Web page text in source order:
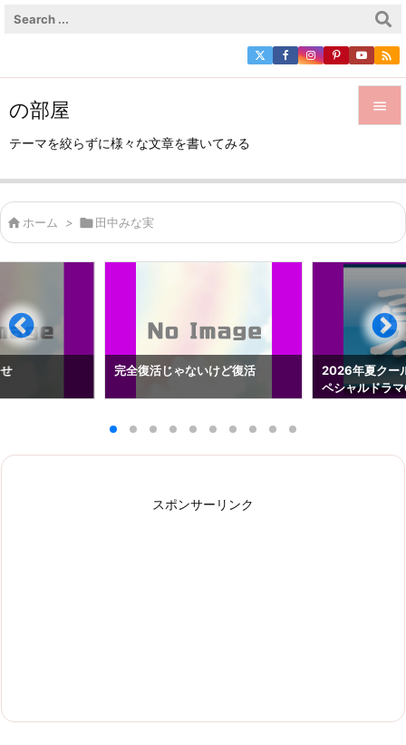
の部屋
テーマを絞らずに様々な文章を書いてみる


サイド


次へ

検索

 ホーム > 田中みな実
完全復活じゃないけど復活
2026年夏クー
ペシャルドラ
スポンサーリンク